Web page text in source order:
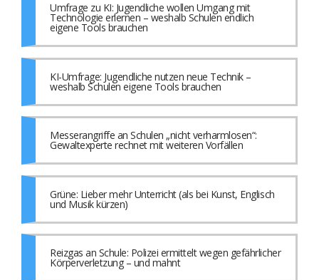
Umfrage zu KI: Jugendliche wollen Umgang mit
Technologie erlernen – weshalb Schulen endlich
eigene Tools brauchen
KI-Umfrage: Jugendliche nutzen neue Technik –
weshalb Schulen eigene Tools brauchen
Messerangriffe an Schulen „nicht verharmlosen“:
Gewaltexperte rechnet mit weiteren Vorfällen
Grüne: Lieber mehr Unterricht (als bei Kunst, Englisch
und Musik kürzen)
Reizgas an Schule: Polizei ermittelt wegen gefährlicher
Körperverletzung – und mahnt